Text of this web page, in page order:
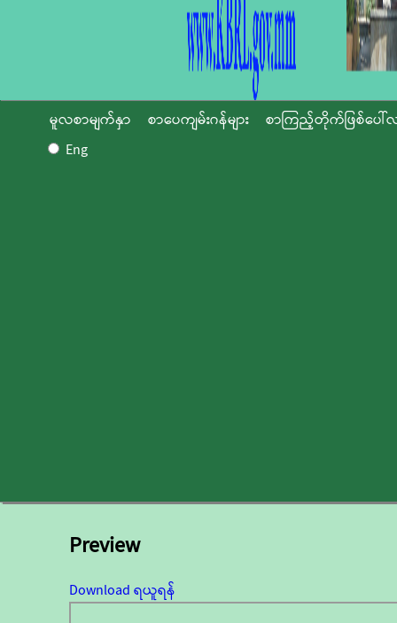
မူလစာမျက်နှာ စာပေကျမ်းဂန်များ
စာကြည့်တိုက်ဖြစ်ပေါ်
Eng
Preview
Download ရယူရန်